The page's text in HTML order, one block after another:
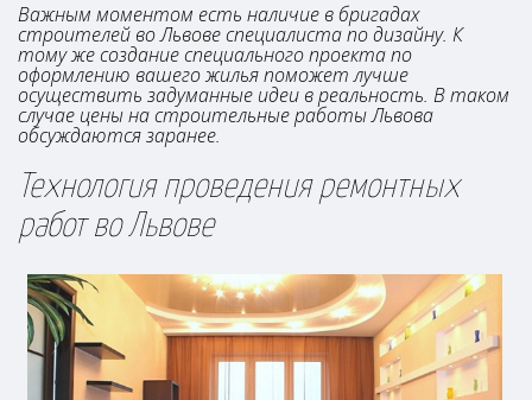
Важным моментом есть наличие в бригадах
строителей во Львове специалиста по дизайну. К
тому же создание специального проекта по
оформлению вашего жилья поможет лучше
осуществить задуманные идеи в реальность. В таком
случае цены на строительные работы Львова
обсуждаются заранее.
Технология проведения ремонтных
работ во Львове